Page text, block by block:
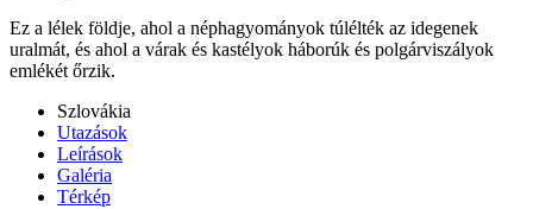
Ez a lélek földje, ahol a néphagyományok túlélték az idegenek
uralmát, és ahol a várak és kastélyok háborúk és polgárviszályok
emlékét őrzik.
Szlovákia
Utazások
Leírások
Galéria
Térkép